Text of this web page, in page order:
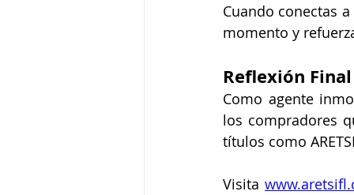
Cuando conectas
momento y
Reflexión Final
Como agente
los compradores
títulos como
Visita